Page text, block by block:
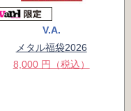
V.A.
メタル福袋2026
8,000 円（税込）